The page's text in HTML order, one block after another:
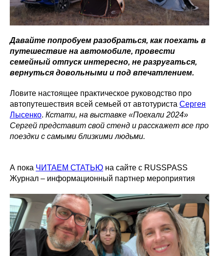
Давайте попробуем разобраться, как поехать в
путешествие на автомобиле, провести
семейный отпуск интересно, не разругаться,
вернуться довольными и под впечатлением.
Ловите настоящее практическое руководство про
автопутешествия всей семьей от автотуриста Сергея
Лысенко. Кстати, на выставке «Поехали 2024»
Сергей представит свой стенд и расскажет все про
поездки с самыми близкими людьми.
А пока ЧИТАЕМ СТАТЬЮ на сайте с RUSSPASS
Журнал – информационный партнер мероприятия